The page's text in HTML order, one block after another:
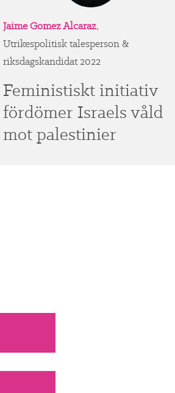
Jaime Gomez Alcaraz,
Utrikespolitisk talesperson &
riksdagskandidat 2022
Feministiskt initiativ
fördömer Israels våld
mot palestinier